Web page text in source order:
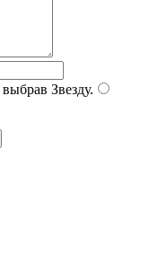
Звезду.